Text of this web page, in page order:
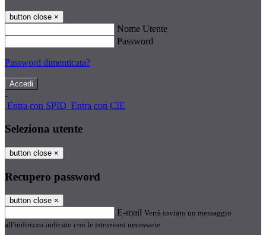
button close ×
Nome Utente
Password
Password dimenticata?
-
Entra con SPID Entra con CIE
Seleziona utente
button close ×
Recupero password
button close ×
E-mail Verrà inviato un messaggio
all'indirizzo indicato con le istruzioni necessarie.